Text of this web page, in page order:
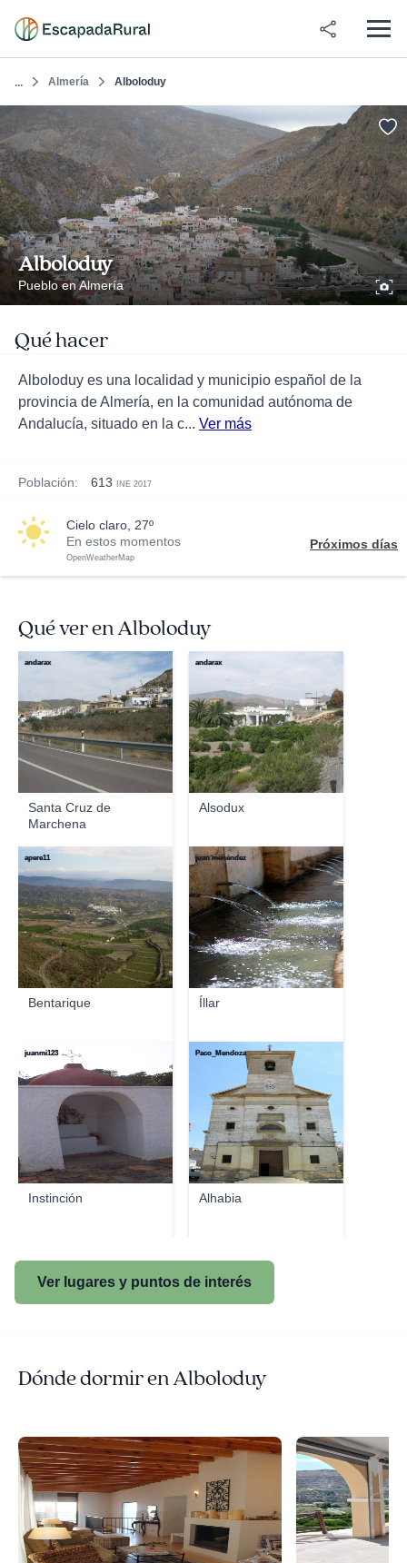
... Almería Alboloduy
Alboloduy
Pueblo en Almería
Qué hacer
Alboloduy es una localidad y municipio español de la
provincia de Almería, en la comunidad autónoma de
Andalucía, situado en la c... Ver más
Población: 613 INE 2017
cielo claro, 27º
En estos momentos
OpenWeatherMap
Próximos días
Qué ver en Alboloduy
Santa Cruz de
Marchena
andarax
Alsodux
andarax
Bentarique
apere11
Íllar
juan menéndez
Instinción
juanmi123
Alhabia
Paco_Mendoza
Ver lugares y puntos de interés
Dónde dormir en Alboloduy